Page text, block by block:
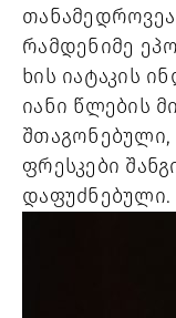
რამდენიმე
ხის იატაკის
იანი წლების
ფრესკები
დაფუძნებული.